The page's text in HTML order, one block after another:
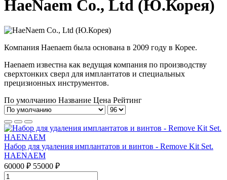
HaeNaem Co., Ltd (Ю.Корея)
Компания Haenaem была основана в 2009 году в Корее.
Haenaem известна как ведущая компания по производству
сверхтонких сверл для имплантатов и специальных
прецизионных инструментов.
По умолчанию Название Цена Рейтинг
Набор для удаления имплантатов и винтов - Remove Kit Set.
HAENAEM
60000 ₽ 55000 ₽